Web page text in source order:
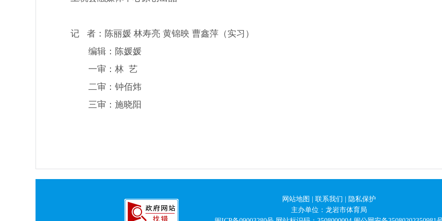
记 者：陈丽媛 林寿亮 黄锦映 曹鑫萍（实习）
编辑：陈媛媛
一审：林 艺
二审：钟佰炜
三审：施晓阳
网站地图 联系我们
隐私保护
主办单位：龙岩市体育局